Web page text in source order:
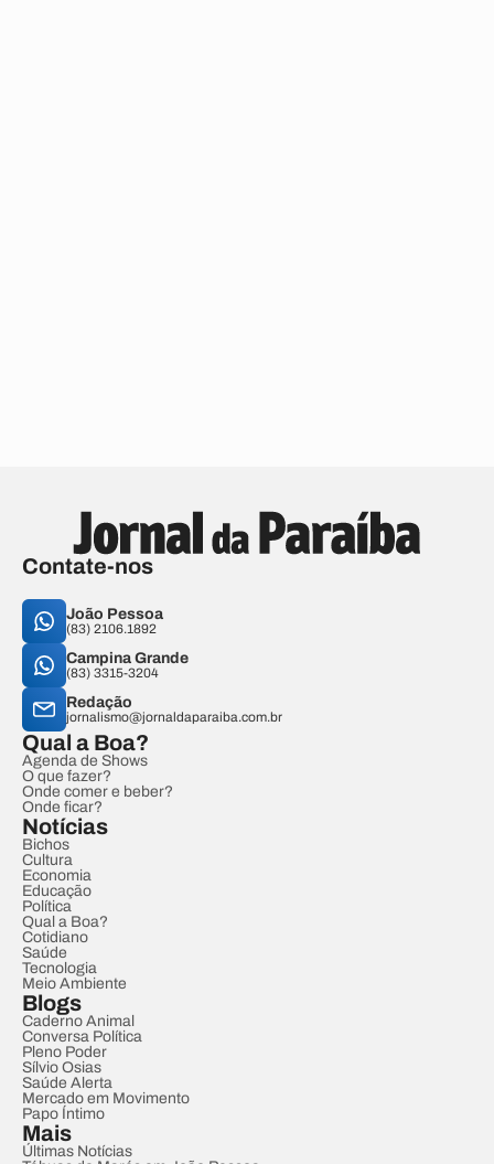
Contate-nos
João Pessoa
(83) 2106.1892
Campina Grande
(83) 3315-3204
Redação
jornalismo@jornaldaparaiba.com.br
Qual a Boa?
Agenda de Shows
O que fazer?
Onde comer e beber?
Onde ficar?
Notícias
Bichos
Cultura
Economia
Educação
Política
Qual a Boa?
Cotidiano
Saúde
Tecnologia
Meio Ambiente
Blogs
Caderno Animal
Conversa Política
Pleno Poder
Sílvio Osias
Saúde Alerta
Mercado em Movimento
Papo Íntimo
Mais
Últimas Notícias